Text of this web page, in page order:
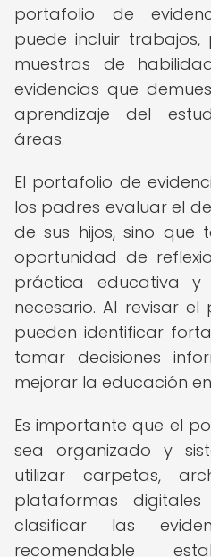
portafolio de
puede incluir trabajos,
muestras de
evidencias que
aprendizaje del
áreas.
El portafolio de
los padres evaluar el
de sus hijos, sino que
oportunidad de
práctica educativa
necesario. Al revisar
pueden identificar
tomar decisiones
mejorar la educación
Es importante que el
sea organizado y
utilizar carpetas,
plataformas
clasificar las
recomendable